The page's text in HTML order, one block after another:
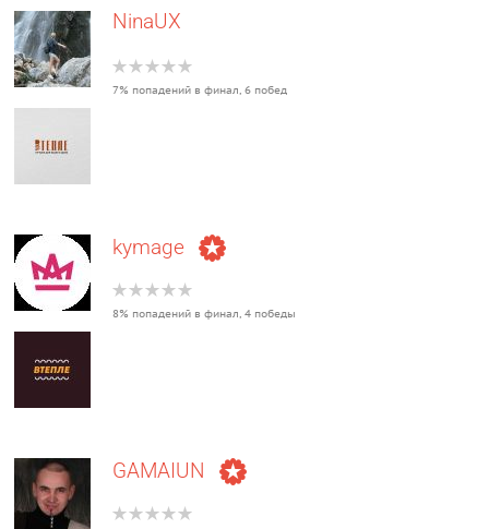
NinaUX
7% попадений в финал, 6 побед
kymage
8% попадений в финал, 4 победы
GAMAIUN